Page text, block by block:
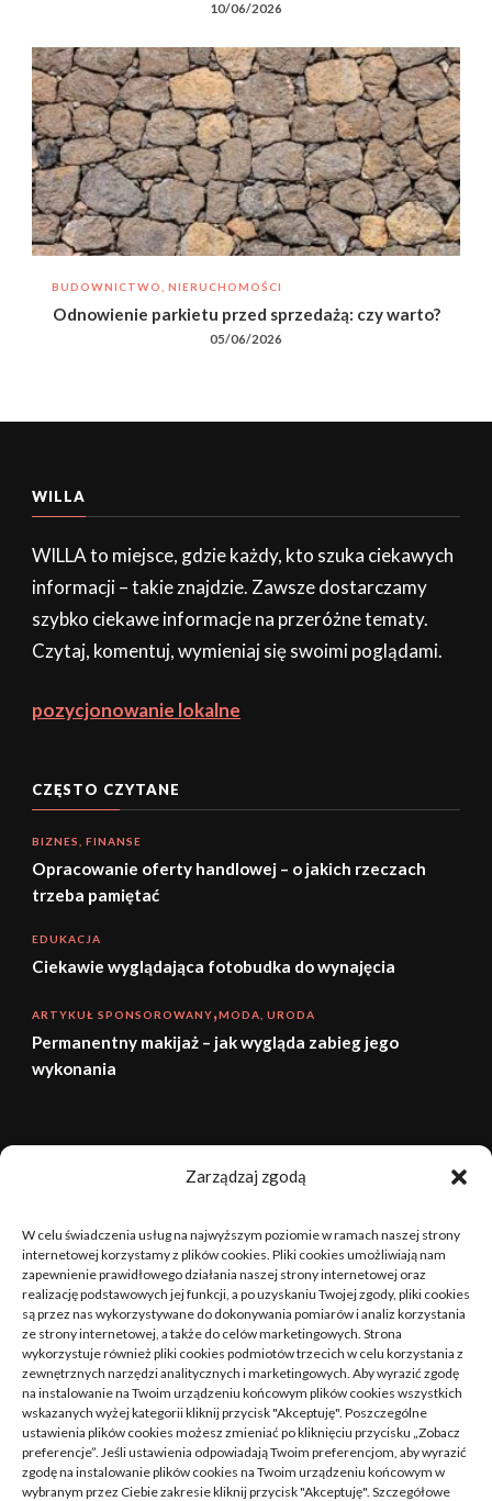
Zarządzaj zgodą
W celu świadczenia usług na najwyższym poziomie w ramach naszej strony
internetowej korzystamy z plików cookies. Pliki cookies umożliwiają nam
zapewnienie prawidłowego działania naszej strony internetowej oraz
realizację podstawowych jej funkcji, a po uzyskaniu Twojej zgody, pliki cookies
są przez nas wykorzystywane do dokonywania pomiarów i analiz korzystania
ze strony internetowej, a także do celów marketingowych. Strona
wykorzystuje również pliki cookies podmiotów trzecich w celu korzystania z
zewnętrznych narzędzi analitycznych i marketingowych. Aby wyrazić zgodę
na instalowanie na Twoim urządzeniu końcowym plików cookies wszystkich
wskazanych wyżej kategorii kliknij przycisk "Akceptuję". Poszczególne
ustawienia plików cookies możesz zmieniać po kliknięciu przycisku „Zobacz
preferencje”. Jeśli ustawienia odpowiadają Twoim preferencjom, aby wyrazić
zgodę na instalowanie plików cookies na Twoim urządzeniu końcowym w
wybranym przez Ciebie zakresie kliknij przycisk "Akceptuję". Szczegółowe
10/06/2026
BUDOWNICTWO, NIERUCHOMOŚCI
Odnowienie parkietu przed sprzedażą: czy warto?
05/06/2026
WILLA
WILLA to miejsce, gdzie każdy, kto szuka ciekawych
informacji – takie znajdzie. Zawsze dostarczamy
szybko ciekawe informacje na przeróżne tematy.
Czytaj, komentuj, wymieniaj się swoimi poglądami.
pozycjonowanie lokalne
CZĘSTO CZYTANE
BIZNES, FINANSE
Opracowanie oferty handlowej – o jakich rzeczach
trzeba pamiętać
EDUKACJA
Ciekawie wyglądająca fotobudka do wynajęcia
ARTYKUŁ SPONSOROWANY MODA, URODA
Permanentny makijaż – jak wygląda zabieg jego
wykonania
sierpień 2026
3 4 5 6 7 8 9
10 11 12 13 14 15 16
17 18 19 20 21 22 23
24 25 26 27 28 29 30